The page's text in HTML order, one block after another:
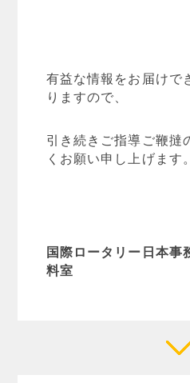
有益な情報をお届けで
りますので、
引き続きご指導ご鞭撻
くお願い申し上げます。
国際ロータリー日本事
料室